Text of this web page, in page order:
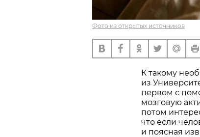
Фото из открытых источников
К такому
из
первом с
мозговую
потом
что если
и поясная